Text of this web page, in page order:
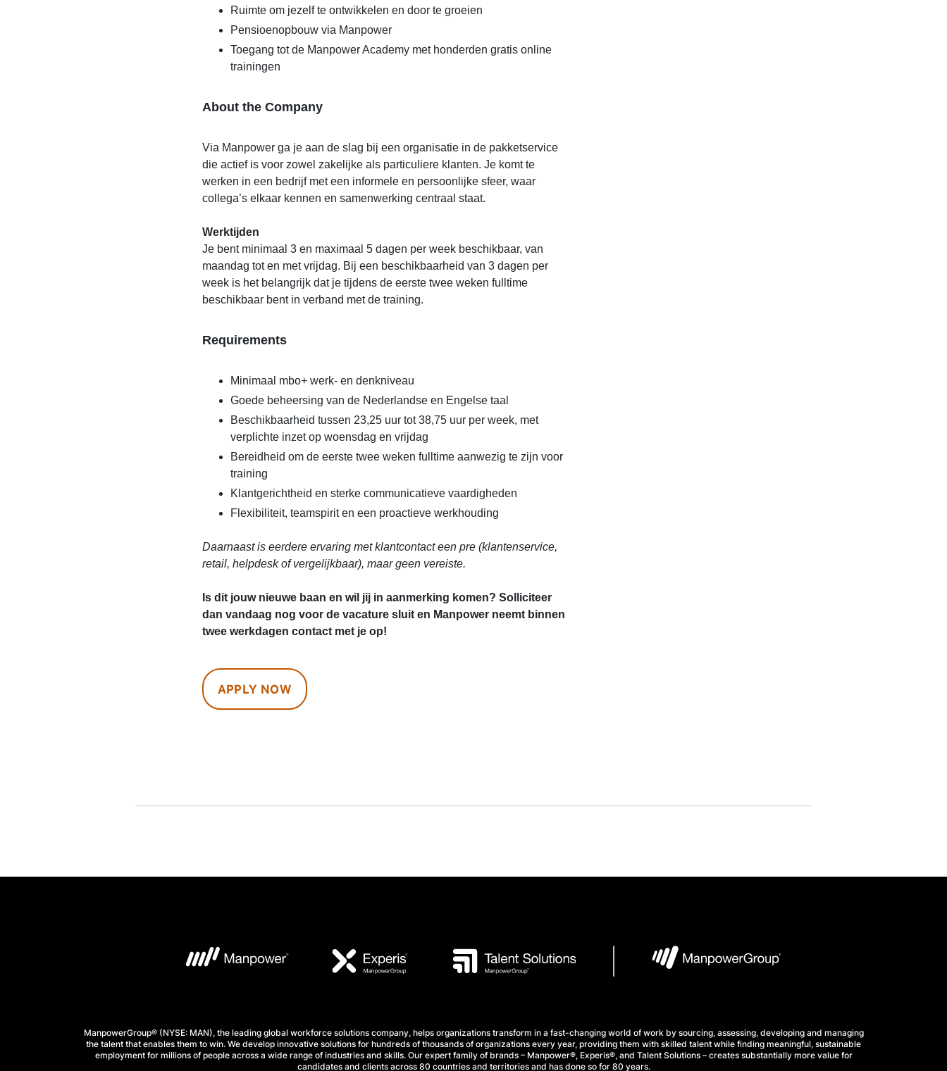
Ruimte om jezelf te ontwikkelen en door te groeien
Pensioenopbouw via Manpower
Toegang tot de Manpower Academy met honderden gratis online
trainingen
About the Company
Via Manpower ga je aan de slag bij een organisatie in de pakketservice
die actief is voor zowel zakelijke als particuliere klanten. Je komt te
werken in een bedrijf met een informele en persoonlijke sfeer, waar
collega’s elkaar kennen en samenwerking centraal staat.
Werktijden
Je bent minimaal 3 en maximaal 5 dagen per week beschikbaar, van
maandag tot en met vrijdag. Bij een beschikbaarheid van 3 dagen per
week is het belangrijk dat je tijdens de eerste twee weken fulltime
beschikbaar bent in verband met de training.
Requirements
Minimaal mbo+ werk- en denkniveau
Goede beheersing van de Nederlandse en Engelse taal
Beschikbaarheid tussen 23,25 uur tot 38,75 uur per week, met
verplichte inzet op woensdag en vrijdag
Bereidheid om de eerste twee weken fulltime aanwezig te zijn voor
training
Klantgerichtheid en sterke communicatieve vaardigheden
Flexibiliteit, teamspirit en een proactieve werkhouding
Daarnaast is eerdere ervaring met klantcontact een pre (klantenservice,
retail, helpdesk of vergelijkbaar), maar geen vereiste.
Is dit jouw nieuwe baan en wil jij in aanmerking komen? Solliciteer
dan vandaag nog voor de vacature sluit en Manpower neemt binnen
twee werkdagen contact met je op!
APPLY NOW
ManpowerGroup® (NYSE: MAN), the leading global workforce solutions company, helps organizations transform in a fast-changing world of work by sourcing, assessing, developing and managing
the talent that enables them to win. We develop innovative solutions for hundreds of thousands of organizations every year, providing them with skilled talent while finding meaningful, sustainable
employment for millions of people across a wide range of industries and skills. Our expert family of brands – Manpower®, Experis®, and Talent Solutions – creates substantially more value for
candidates and clients across 80 countries and territories and has done so for 80 years.